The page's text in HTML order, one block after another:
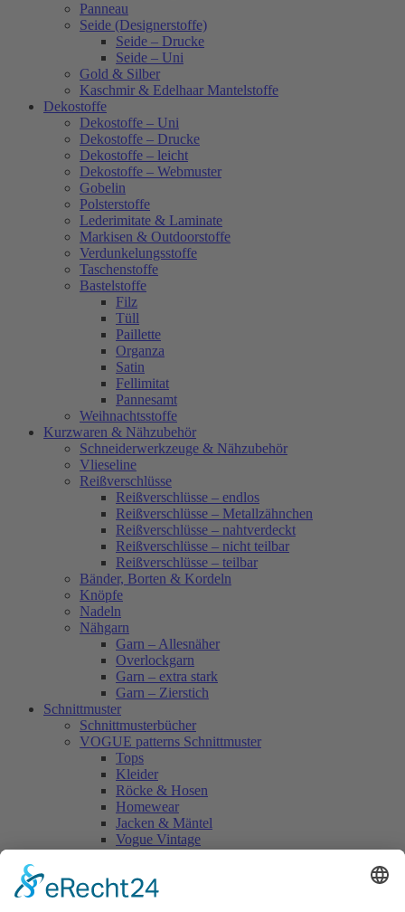
Panneau
Seide (Designerstoffe)
Seide – Drucke
Seide – Uni
Gold & Silber
Kaschmir & Edelhaar Mantelstoffe
Dekostoffe
Dekostoffe – Uni
Dekostoffe – Drucke
Dekostoffe – leicht
Dekostoffe – Webmuster
Gobelin
Polsterstoffe
Lederimitate & Laminate
Markisen & Outdoorstoffe
Verdunkelungsstoffe
Taschenstoffe
Bastelstoffe
Filz
Tüll
Paillette
Organza
Satin
Fellimitat
Pannesamt
Weihnachtsstoffe
Kurzwaren & Nähzubehör
Schneiderwerkzeuge & Nähzubehör
Vlieseline
Reißverschlüsse
Reißverschlüsse – endlos
Reißverschlüsse – Metallzähnchen
Reißverschlüsse – nahtverdeckt
Reißverschlüsse – nicht teilbar
Reißverschlüsse – teilbar
Bänder, Borten & Kordeln
Knöpfe
Nadeln
Nähgarn
Garn – Allesnäher
Overlockgarn
Garn – extra stark
Garn – Zierstich
Schnittmuster
Schnittmusterbücher
VOGUE patterns Schnittmuster
Tops
Kleider
Röcke & Hosen
Homewear
Jacken & Mäntel
Vogue Vintage
Accessoires